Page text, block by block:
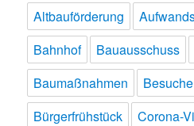
Altbauförderung
Bahnhof
Bauausschuss
Baumaßnahmen
Besuche
Bürgerfrühstück
Corona-